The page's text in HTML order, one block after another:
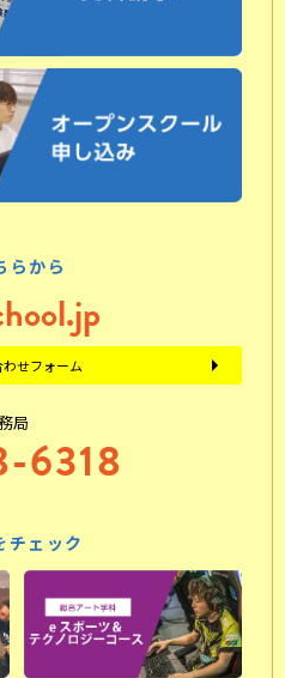
らから
せフォーム
局
6318
チェック